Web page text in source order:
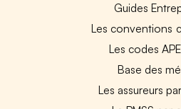
Guides
Les conventions
Les codes
Base des
Les assureurs